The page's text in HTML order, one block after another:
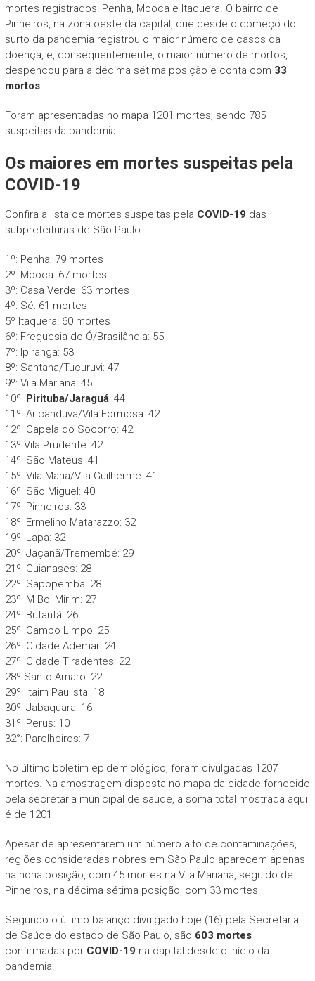
mortes registrados: Penha, Mooca e Itaquera. O bairro de
Pinheiros, na zona oeste da capital, que desde o começo do
surto da pandemia registrou o maior número de casos da
doença, e, consequentemente, o maior número de mortos,
despencou para a décima sétima posição e conta com 33
mortos.
Foram apresentadas no mapa 1201 mortes, sendo 785
suspeitas da pandemia.
Os maiores em mortes suspeitas pela
COVID-19
Confira a lista de mortes suspeitas pela COVID-19 das
subprefeituras de São Paulo:
1º: Penha: 79 mortes
2º: Mooca: 67 mortes
3º: Casa Verde: 63 mortes
4º: Sé: 61 mortes
5º Itaquera: 60 mortes
6º: Freguesia do Ó/Brasilândia: 55
7º: Ipiranga: 53
8º: Santana/Tucuruvi: 47
9º: Vila Mariana: 45
10º: Pirituba/Jaraguá: 44
11º: Aricanduva/Vila Formosa: 42
12º: Capela do Socorro: 42
13º Vila Prudente: 42
14º: São Mateus: 41
15º: Vila Maria/Vila Guilherme: 41
16º: São Miguel: 40
17º: Pinheiros: 33
18º: Ermelino Matarazzo: 32
19º: Lapa: 32
20º: Jaçanã/Tremembé: 29
21º: Guianases: 28
22º: Sapopemba: 28
23º: M Boi Mirim: 27
24º: Butantã: 26
25º: Campo Limpo: 25
26º: Cidade Ademar: 24
27º: Cidade Tiradentes: 22
28º Santo Amaro: 22
29º: Itaim Paulista: 18
30º: Jabaquara: 16
31º: Perus: 10
32°: Parelheiros: 7
No último boletim epidemiológico, foram divulgadas 1207
mortes. Na amostragem disposta no mapa da cidade fornecido
pela secretaria municipal de saúde, a soma total mostrada aqui
é de 1201.
Apesar de apresentarem um número alto de contaminações,
regiões consideradas nobres em São Paulo aparecem apenas
na nona posição, com 45 mortes na Vila Mariana, seguido de
Pinheiros, na décima sétima posição, com 33 mortes.
Segundo o último balanço divulgado hoje (16) pela Secretaria
de Saúde do estado de São Paulo, são 603 mortes
confirmadas por COVID-19 na capital desde o início da
pandemia.